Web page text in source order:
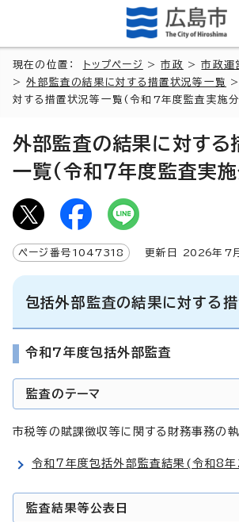
現在の位置： トップページ >市政 >市政運
>外部監査の結果に対する措置状況等一覧
対する措置状況等一覧(令和7年度監査実施
外部監査の結果に対する
一覧(令和7年度監査実
ページ番号 1047318 更新日 2026年7月
包括外部監査の結果に対する
令和7年度包括外部監査
監査のテーマ
市税等の賦課徴収等に関する財務事務の
令和7年度包括外部監査結果(令和8
監査結果等公表日